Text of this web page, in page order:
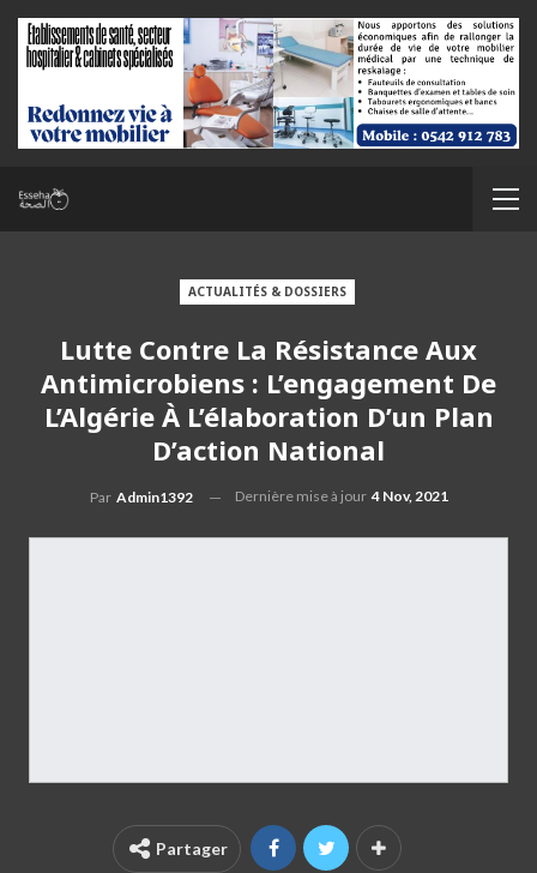
ACTUALITÉS & DOSSIERS
Lutte Contre La Résistance Aux
Antimicrobiens : L’engagement De
L’Algérie À L’élaboration D’un Plan
D’action National
Par Admin1392 Dernière mise à jour 4 Nov, 2021
Partager